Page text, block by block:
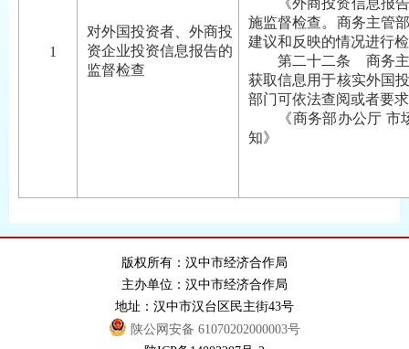
1
对外国投资者、外商投
资企业投资信息报告的
监督检查
《外商投资信息报告
施监督检查。商务主管
建议和反映的情况进行
第二十二条 商务主管
获取信息用于核实外国
部门可依法查阅或者要
《商务部办公厅 市场
知》
版权所有：汉中市经济合作局
主办单位：汉中市经济合作局
地址：汉中市汉台区民主街43号
陕公网安备 61070202000003号